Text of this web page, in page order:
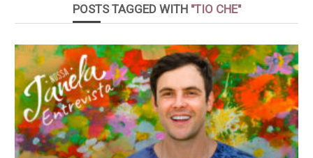
POSTS TAGGED WITH "TIO CHE"